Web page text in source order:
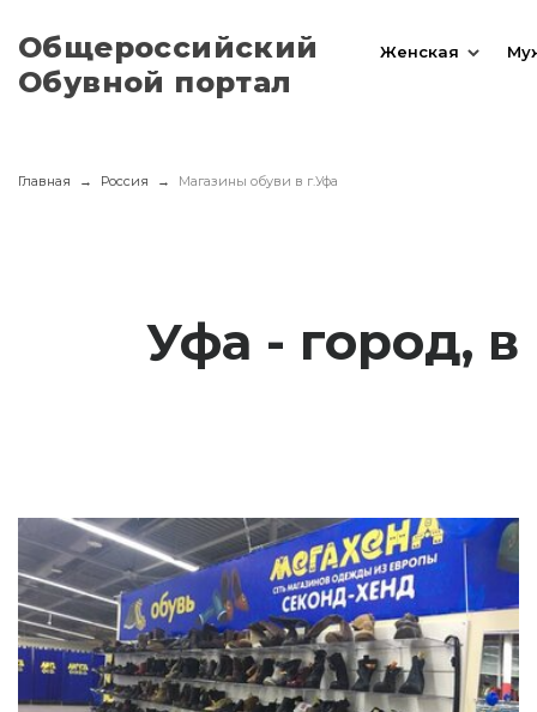
Общероссийский
Обувной портал
Женская
Главная Россия Магазины обуви в г.Уфа
Уфа - город,